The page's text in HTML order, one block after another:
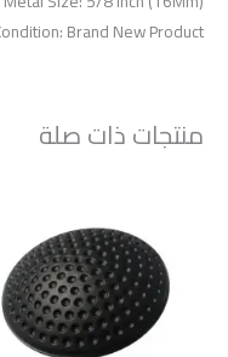
Brand New Product
منتجات ذات صلة